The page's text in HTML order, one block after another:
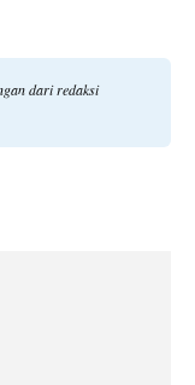
dari redaksi